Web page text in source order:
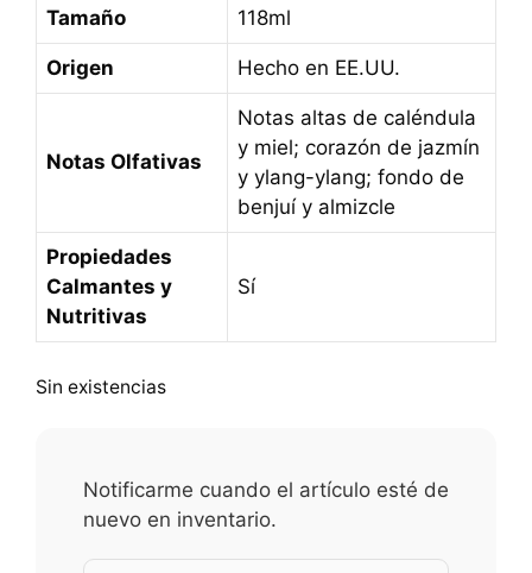
Tamaño 118ml
Origen Hecho en EE.UU.
Notas Olfativas
Notas altas de caléndula
y miel; corazón de jazmín
y ylang-ylang; fondo de
benjuí y almizcle
Propiedades
Calmantes y
Nutritivas
Sí
Sin existencias
Notificarme cuando el artículo esté de
nuevo en inventario.